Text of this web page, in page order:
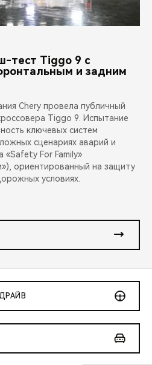
тест Tiggo 9 с
и задним
Chery провела публичный
Tiggo 9. Испытание
ключевых систем
сценариях аварий и
For Family»
ориентированный на защиту
условиях.